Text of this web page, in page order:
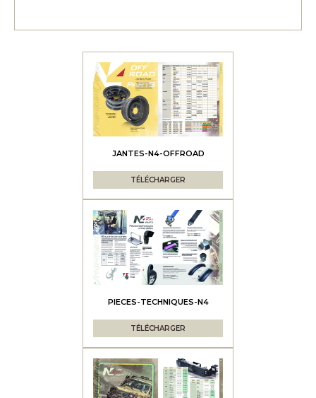
JANTES-N4-OFFROAD
TÉLÉCHARGER
PIECES-TECHNIQUES-N4
TÉLÉCHARGER